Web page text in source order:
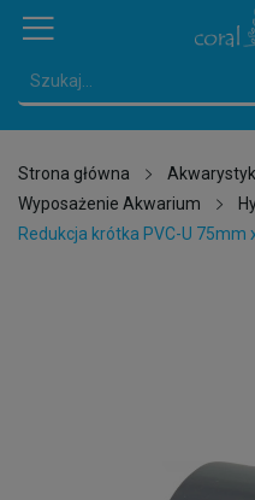
Strona główna
Wyposażenie Akwarium
Redukcja krótka PVC-U 75mm